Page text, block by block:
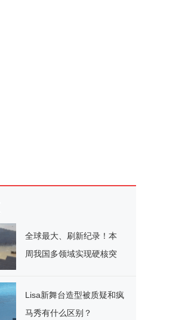
全球最大、刷新纪录！本
周我国多领域实现硬核突
Lisa新舞台造型被质疑和疯
马秀有什么区别？